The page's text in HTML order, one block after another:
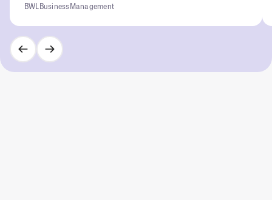
BWL BusinessManagement